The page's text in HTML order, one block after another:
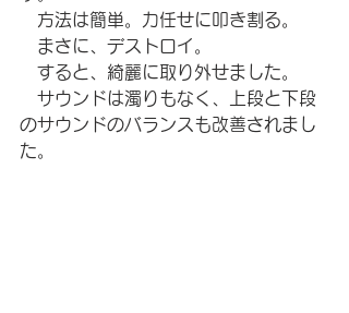
方法は簡単。力任せに叩き割る。
まさに、デストロイ。
すると、綺麗に取り外せました。
サウンドは濁りもなく、上段と下段
のサウンドのバランスも改善されまし
た。